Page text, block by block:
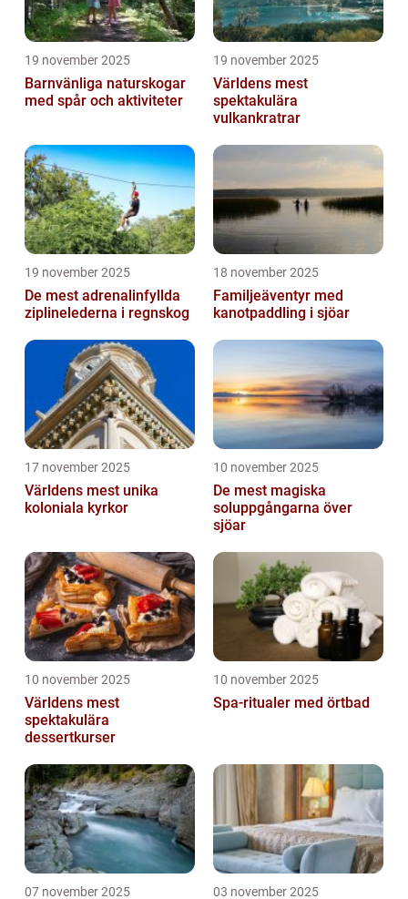
19 november 2025
Barnvänliga naturskogar
med spår och aktiviteter
19 november 2025
Världens mest
spektakulära
vulkankratrar
19 november 2025
De mest adrenalinfyllda
ziplinelederna i regnskog
18 november 2025
Familjeäventyr med
kanotpaddling i sjöar
17 november 2025
Världens mest unika
koloniala kyrkor
10 november 2025
De mest magiska
soluppgångarna över
sjöar
10 november 2025
Världens mest
spektakulära
dessertkurser
10 november 2025
Spa-ritualer med örtbad
07 november 2025 03 november 2025